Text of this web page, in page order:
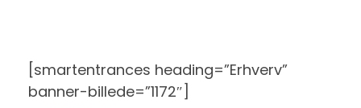
[smartentrances heading=”Erhverv”
banner-billede=”1172″]